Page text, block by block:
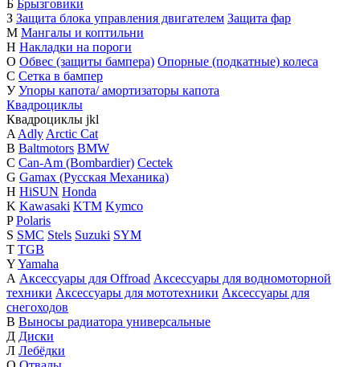
Б Брызговики
З Защита блока управления двигателем Защита фар
М Мангалы и коптильни
Н Накладки на пороги
О Обвес (защиты бампера) Опорные (подкатные) колеса
С Сетка в бампер
У Упоры капота/ амортизаторы капота
Квадроциклы
Квадроциклы jkl
A Adly Arctic Cat
B Baltmotors BMW
C Can-Am (Bombardier) Cectek
G Gamax (Русская Механика)
H HiSUN Honda
K Kawasaki KTM Kymco
P Polaris
S SMC Stels Suzuki SYM
T TGB
YYamaha
А Аксессуары для Offroad Аксессуары для водномоторной
техники Аксессуары для мототехники Аксессуары для
снегоходов
В Выносы радиатора универсальные
Д Диски
Л Лебёдки